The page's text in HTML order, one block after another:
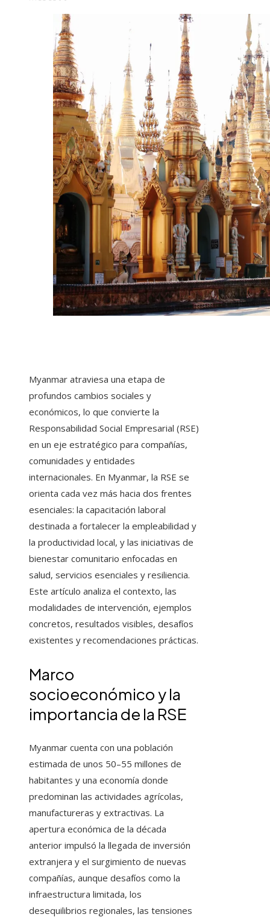
Myanmar atraviesa una etapa de
profundos cambios sociales y
económicos, lo que convierte la
Responsabilidad Social Empresarial (RSE)
en un eje estratégico para compañías,
comunidades y entidades
internacionales. En Myanmar, la RSE se
orienta cada vez más hacia dos frentes
esenciales: la capacitación laboral
destinada a fortalecer la empleabilidad y
la productividad local, y las iniciativas de
bienestar comunitario enfocadas en
salud, servicios esenciales y resiliencia.
Este artículo analiza el contexto, las
modalidades de intervención, ejemplos
concretos, resultados visibles, desafíos
existentes y recomendaciones prácticas.
Marco
socioeconómico y la
importancia de la RSE
Myanmar cuenta con una población
estimada de unos 50–55 millones de
habitantes y una economía donde
predominan las actividades agrícolas,
manufactureras y extractivas. La
apertura económica de la década
anterior impulsó la llegada de inversión
extranjera y el surgimiento de nuevas
compañías, aunque desafíos como la
infraestructura limitada, los
desequilibrios regionales, las tensiones